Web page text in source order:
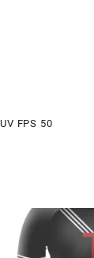
FPS 50